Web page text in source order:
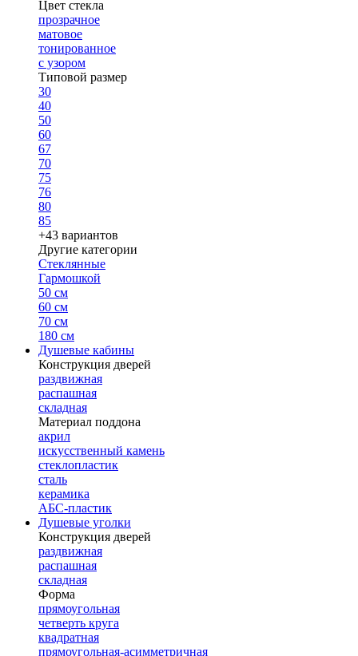
Цвет стекла
прозрачное
матовое
тонированное
с узором
Типовой размер
30
40
50
60
67
70
75
76
80
85
+43 вариантов
Другие категории
Стеклянные
Гармошкой
50 см
60 см
70 см
180 см
Душевые кабины
Конструкция дверей
раздвижная
распашная
складная
Материал поддона
акрил
искусственный камень
стеклопластик
сталь
керамика
АБС-пластик
Душевые уголки
Конструкция дверей
раздвижная
распашная
складная
Форма
прямоугольная
четверть круга
квадратная
прямоугольная-асимметричная